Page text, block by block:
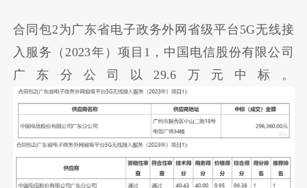
合同包2为广东省电子政务外网省级平台5G无线接
入服务（2023年）项目1，中国电信股份有限公司
广东分公司以29.6万元中标。